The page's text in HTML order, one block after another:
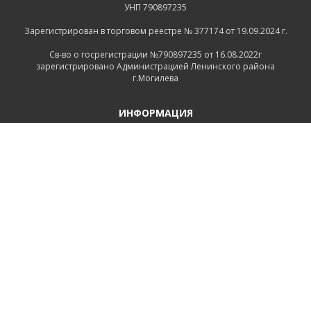
УНП 790897235
Зарегистрирован в торговом реестре № 377174 от 19.09.2024 г.
Св-во о госрегистрации №790897235 от 16.08.2022г
зарегистрировано Администрацией Ленинского района
г.Могилева
ИНФОРМАЦИЯ